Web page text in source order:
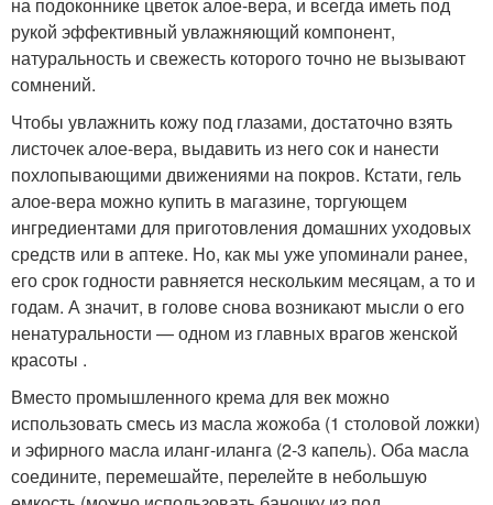
на подоконнике цветок алое-вера, и всегда иметь под
рукой эффективный увлажняющий компонент,
натуральность и свежесть которого точно не вызывают
сомнений.
Чтобы увлажнить кожу под глазами, достаточно взять
листочек алое-вера, выдавить из него сок и нанести
похлопывающими движениями на покров. Кстати, гель
алое-вера можно купить в магазине, торгующем
ингредиентами для приготовления домашних уходовых
средств или в аптеке. Но, как мы уже упоминали ранее,
его срок годности равняется нескольким месяцам, а то и
годам. А значит, в голове снова возникают мысли о его
ненатуральности — одном из главных врагов женской
красоты .
Вместо промышленного крема для век можно
использовать смесь из масла жожоба (1 столовой ложки)
и эфирного масла иланг-иланга (2-3 капель). Оба масла
соедините, перемешайте, перелейте в небольшую